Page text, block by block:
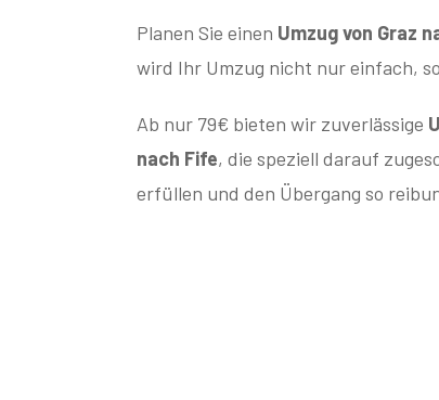
Planen Sie einen Umzug von Graz
wird Ihr Umzug nicht nur einfach,
Ab nur 79€ bieten wir zuverlässige
nach Fife, die speziell darauf
erfüllen und den Übergang so